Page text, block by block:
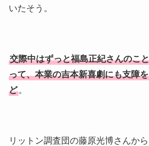
いたそう。
交際中はずっと福島正紀さんのこ
って、本業の吉本新喜劇にも支障
ど。
リットン調査団の藤原光博さんから